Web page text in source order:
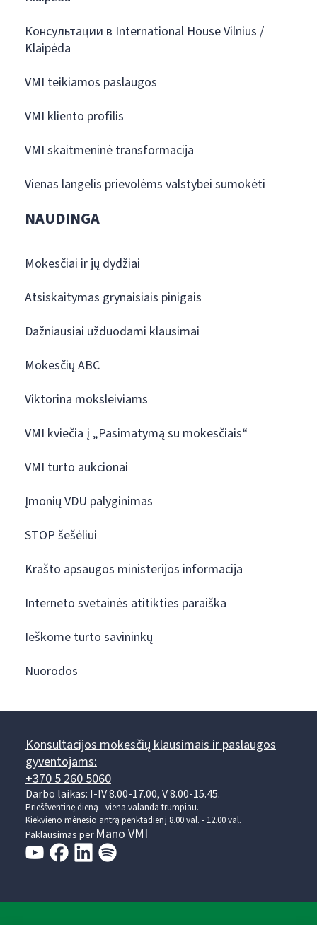
Консультации в International House Vilnius /
Klaipėda
VMI teikiamos paslaugos
VMI kliento profilis
VMI skaitmeninė transformacija
Vienas langelis prievolėms valstybei sumokėti
NAUDINGA
Mokesčiai ir jų dydžiai
Atsiskaitymas grynaisiais pinigais
Dažniausiai užduodami klausimai
Mokesčių ABC
Viktorina moksleiviams
VMI kviečia į „Pasimatymą su mokesčiais“
VMI turto aukcionai
Įmonių VDU palyginimas
STOP šešėliui
Krašto apsaugos ministerijos informacija
Interneto svetainės atitikties paraiška
Ieškome turto savininkų
Nuorodos
Konsultacijos mokesčių klausimais ir paslaugos
gyventojams:
+370 5 260 5060
Darbo laikas: I-IV 8.00-17.00, V 8.00-15.45.
Prieššventinę dieną - viena valanda trumpiau.
Kiekvieno mėnesio antrą penktadienį 8.00 val. - 12.00 val.
Paklausimas perMano VMI